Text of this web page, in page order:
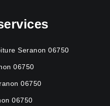
Seranon 06750
06750
06750
06750